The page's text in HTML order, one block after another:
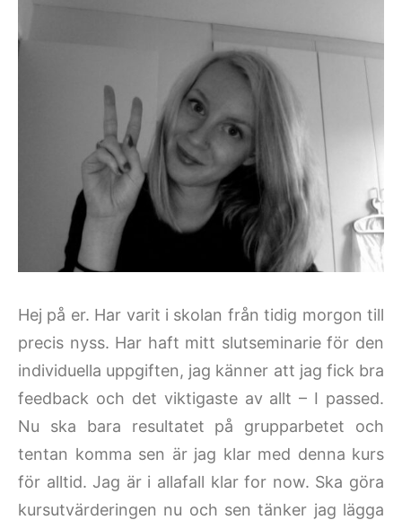
Hej på er. Har varit i skolan från tidig morgon till
precis nyss. Har haft mitt slutseminarie för den
individuella uppgiften, jag känner att jag fick bra
feedback och det viktigaste av allt – I passed.
Nu ska bara resultatet på grupparbetet och
tentan komma sen är jag klar med denna kurs
för alltid. Jag är i allafall klar for now. Ska göra
kursutvärderingen nu och sen tänker jag lägga